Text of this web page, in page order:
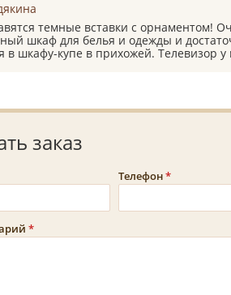
темные вставки с орнаментом!
шкаф для белья и одежды и
в шкафу-купе в прихожей. Телевизор
заказ
Телефон